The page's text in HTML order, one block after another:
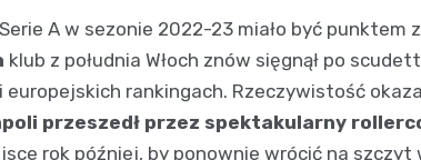
A w sezonie 2022-23 miało być punktem
klub z południa Włoch znów sięgnął po
europejskich rankingach. Rzeczywistość
przeszedł przez spektakularny
rok później, by ponownie wrócić na szczyt